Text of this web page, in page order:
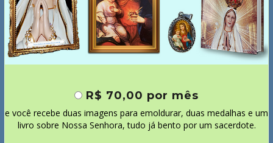
R$ 70,00 por mês
e você recebe duas imagens para emoldurar, duas medalhas e um
livro sobre Nossa Senhora, tudo já bento por um sacerdote.